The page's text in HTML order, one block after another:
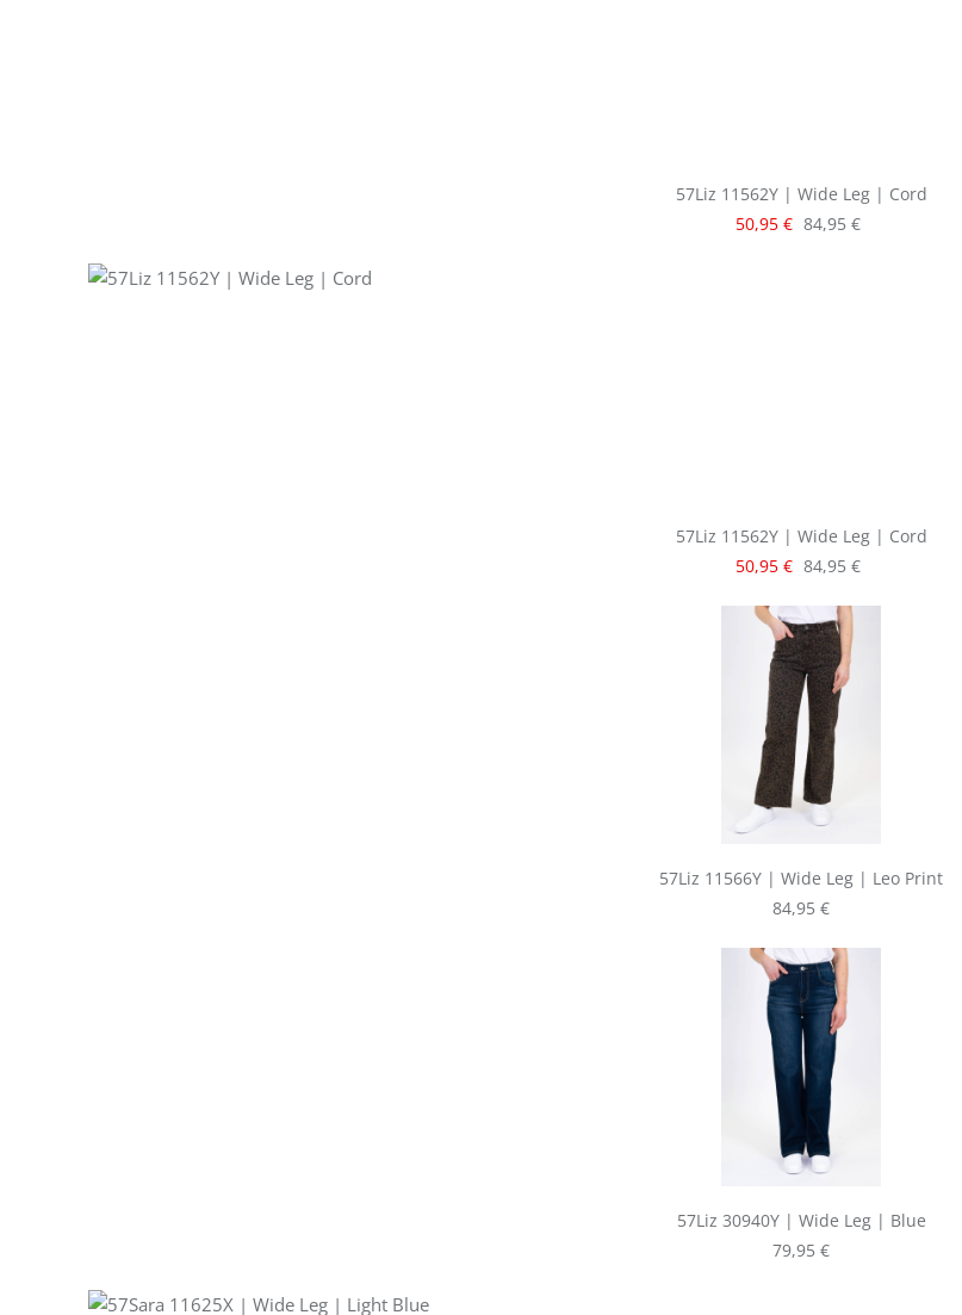
57Liz 11562Y | Wide Leg | Cord
Verkaufspreis:
50,95 € Regulärer Preis:
84,95 €
57Liz 11562Y | Wide Leg | Cord
Verkaufspreis:
50,95 € Regulärer Preis:
84,95 €
57Liz 11566Y | Wide Leg | Leo Print
Regulärer Preis:
84,95 €
57Liz 30940Y | Wide Leg | Blue
Regulärer Preis:
79,95 €